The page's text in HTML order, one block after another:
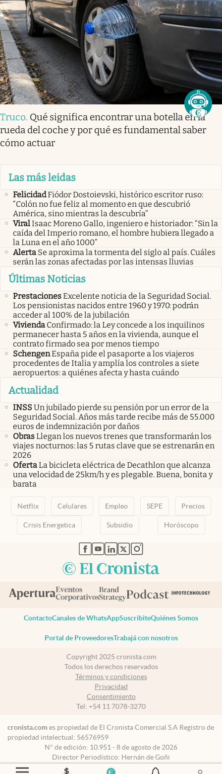
Truco. Qué significa encontrar una botella en la
rueda del coche y por qué es fundamental saber
cómo actuar
Las más leidas
FelicidadFiódor Dostoievski, histórico escritor ruso:
“Colón no fue feliz al momento en que descubrió
América, sino mientras la descubría”
ViralIsaac Moreno Gallo, ingeniero e historiador: “Sin la
caída del Imperio romano, el hombre hubiera llegado a
la Luna en el año 1000”
Alerta Se aproxima la tormenta del siglo al país. Cuáles
serán las zonas afectadas por las intensas lluvias
Últimas Noticias
PrestacionesExcelente noticia de la Seguridad Social.
Los pensionistas nacidos entre 1960 y 1970: podrán
acceder al 100% de la jubilación
Vivienda Confirmado: la Ley concede a los inquilinos
permanecer hasta 5 años en la vivienda, aunque el
contrato firmado sea por menos tiempo
SchengenEspaña pide el pasaporte a los viajeros
procedentes de Italia y amplía los controles a siete
aeropuertos: a quiénes afecta y hasta cuándo
Actualidad
INSSUn jubilado pierde su pensión por un error de la
Seguridad Social. Años más tarde recibe más de 55.000
euros de indemnización por daños
ObrasLlegan los nuevos trenes que transformarán los
viajes nocturnos: las 5 rutas clave que se estrenarán en
2026
OfertaLa bicicleta eléctrica de Decathlon que alcanza
una velocidad de 25km/h y es plegable. Buena, bonita y
barata
Netflix Celulares Empleo SEPE Precios
Crisis Energetica Subsidio Horóscopo
abre en nueva pestaña
abre en nueva pestaña
abre en nueva pestaña
abre en nueva pestaña
abre en nueva pestaña
ContactoCanales de WhatsAppSuscribiteQuiénes Somos
Portal de ProveedoresTrabajá con nosotros
Copyright 2025 cronista.com
Todos los derechos reservados
Términos y condiciones
Privacidad
Consentimiento
Tel: +54 11 7078-3270
cronista.com es propiedad de El Cronista Comercial S.A Registro de
propiedad intelectual: 56576959
N° de edición: 10.951 - 8 de agosto de 2026
Director Periodístico: Hernán de Goñi